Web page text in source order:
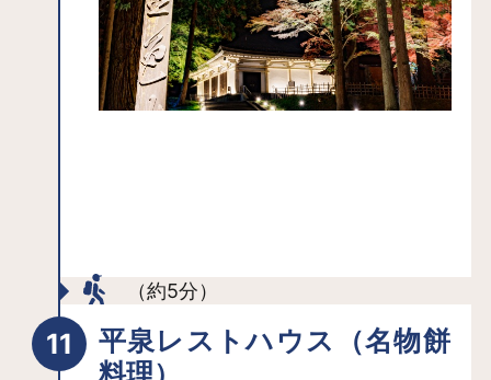
（約5分）
平泉レストハウス（名物餅